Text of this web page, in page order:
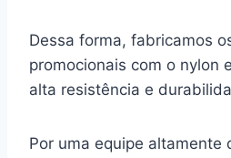
Dessa forma, fabricamos
promocionais com o nylon
alta resistência e
Por uma equipe altamente